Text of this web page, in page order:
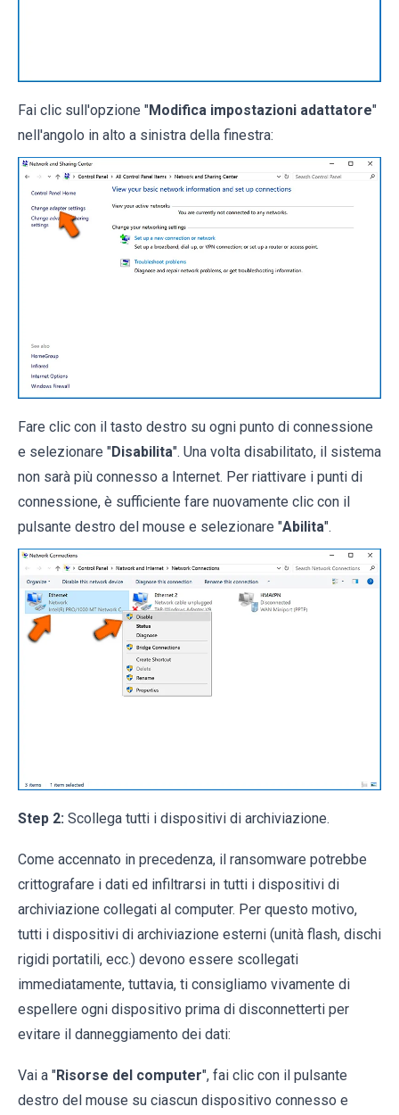
Fai clic sull'opzione "Modifica impostazioni adattatore"
nell'angolo in alto a sinistra della finestra:
Fare clic con il tasto destro su ogni punto di connessione
e selezionare "Disabilita". Una volta disabilitato, il sistema
non sarà più connesso a Internet. Per riattivare i punti di
connessione, è sufficiente fare nuovamente clic con il
pulsante destro del mouse e selezionare "Abilita".
Step 2: Scollega tutti i dispositivi di archiviazione.
Come accennato in precedenza, il ransomware potrebbe
crittografare i dati ed infiltrarsi in tutti i dispositivi di
archiviazione collegati al computer. Per questo motivo,
tutti i dispositivi di archiviazione esterni (unità flash, dischi
rigidi portatili, ecc.) devono essere scollegati
immediatamente, tuttavia, ti consigliamo vivamente di
espellere ogni dispositivo prima di disconnetterti per
evitare il danneggiamento dei dati:
Vai a "Risorse del computer", fai clic con il pulsante
destro del mouse su ciascun dispositivo connesso e